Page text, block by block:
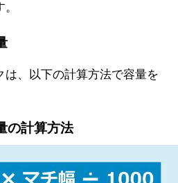
は、以下の計算方法で容量を
の計算方法